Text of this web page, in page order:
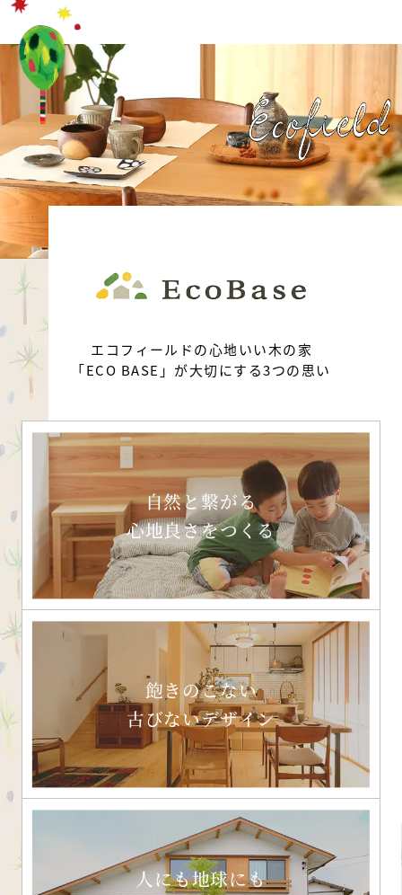
エコフィールドの心地いい木の家
「ECO BASE」が大切にする3つの思い
自然と繋がる
心地良さをつくる
飽きのこない
古びないデザイン
人にも地球にも